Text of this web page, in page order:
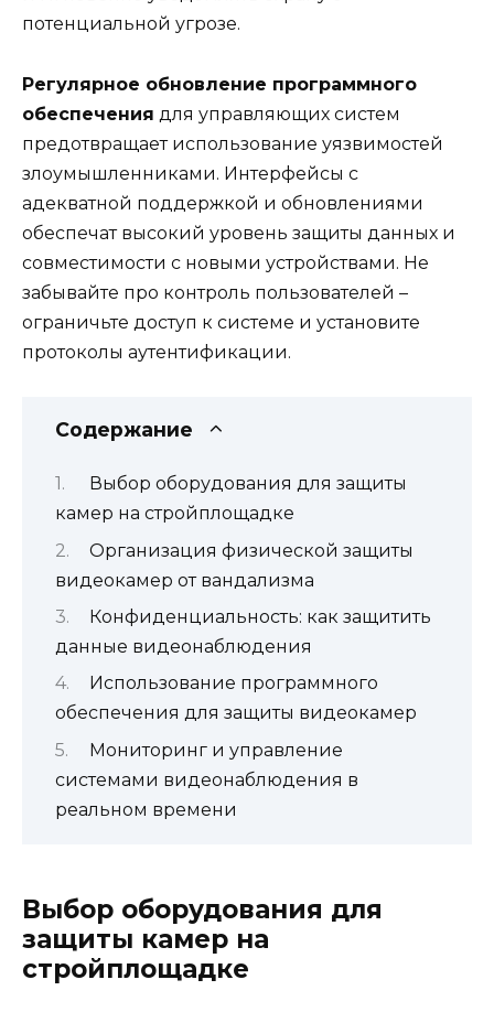
потенциальной угрозе.
Регулярное обновление программного
обеспечения для управляющих систем
предотвращает использование уязвимостей
злоумышленниками. Интерфейсы с
адекватной поддержкой и обновлениями
обеспечат высокий уровень защиты данных и
совместимости с новыми устройствами. Не
забывайте про контроль пользователей –
ограничьте доступ к системе и установите
протоколы аутентификации.
Содержание
Выбор оборудования для защиты
камер на стройплощадке
Организация физической защиты
видеокамер от вандализма
Конфиденциальность: как защитить
данные видеонаблюдения
Использование программного
обеспечения для защиты видеокамер
Мониторинг и управление
системами видеонаблюдения в
реальном времени
Выбор оборудования для
защиты камер на
стройплощадке